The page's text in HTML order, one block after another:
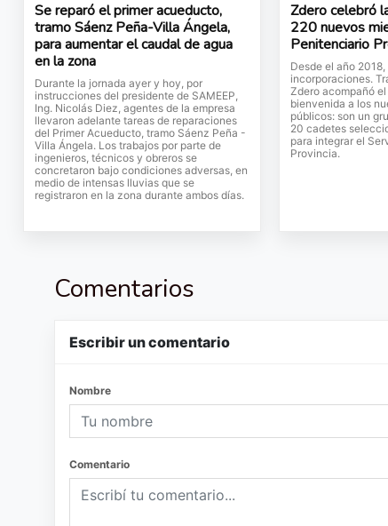
Se reparó el primer acueducto,
tramo Sáenz Peña-Villa Ángela,
para aumentar el caudal de agua
en la zona
Durante la jornada ayer y hoy, por
instrucciones del presidente de SAMEEP,
Ing. Nicolás Diez, agentes de la empresa
llevaron adelante tareas de reparaciones
del Primer Acueducto, tramo Sáenz Peña -
Villa Ángela. Los trabajos por parte de
ingenieros, técnicos y obreros se
concretaron bajo condiciones adversas, en
medio de intensas lluvias que se
registraron en la zona durante ambos días.
Zdero celebró
220 nuevos
Penitenciario
Desde el año
incorporaciones.
Zdero acompañó
bienvenida a los
públicos: son un
20 cadetes
para integrar el
Provincia.
Comentarios
Escribir un comentario
Nombre
Comentario